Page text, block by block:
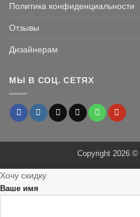
Политика конфиденциальности
Отзывы
Дизайнерам
МЫ В СОЦ. СЕТЯХ
Copyright 2026 ©
Хочу скидку
Ваше имя